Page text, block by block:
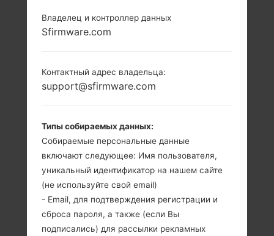
Владелец и контроллер данных
Sfirmware.com
Контактный адрес владельца:
support@sfirmware.com
Типы собираемых данных:
Собираемые персональные данные
включают следующее: Имя пользователя,
уникальный идентификатор на нашем сайте
(не используйте свой email)
- Email, для подтверждения регистрации и
сброса пароля, а также (если Вы
подписались) для рассылки рекламных